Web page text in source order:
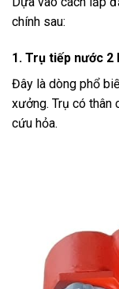
chính sau:
1. Trụ tiếp nước 2
Đây là dòng phổ
xưởng. Trụ có thân
cứu hỏa.